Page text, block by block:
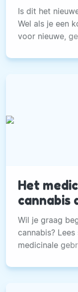
Is dit het
Wel als je een
voor nieuwe,
Het
cannabis
Wil je graag
cannabis?
medicinale